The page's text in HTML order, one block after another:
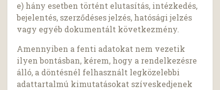
e) hány esetben történt elutasítás, intézkedés,
bejelentés, szerződéses jelzés, hatósági jelzés
vagy egyéb dokumentált következmény.
Amennyiben a fenti adatokat nem vezetik
ilyen bontásban, kérem, hogy a rendelkezésre
álló, a döntésnél felhasznált legközelebbi
adattartalmú kimutatásokat szíveskedjenek